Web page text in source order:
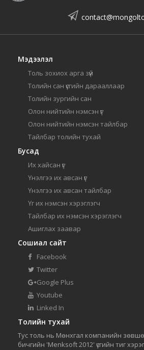
Мэдээлэл
Толь зохиох арга зүй
Толийн сан үсгийн дарааллаар
Толийн зургийн сан
Олон нийтийн нэмсэн үг
Олон нийтийн нэмсэн тайлбар
Тайлбар толийн тухай
Бусад
Их хайсан үг
Үнэлгээ их авсан үг
Үнэлгээ их авсан тайлбар
Үг их нэмсэн хэрэглэгч
Тайлбар их нэмсэн хэрэглэгч
Ашиглах заавар
Сошиал сайт
Facebook
Twitter
Google Plus
Youtube
Linked In
Толийн тухай
Тус толь нь Мөнхгал компанийн
бичгийн 'Menksoft 2012' үсгийн тиг